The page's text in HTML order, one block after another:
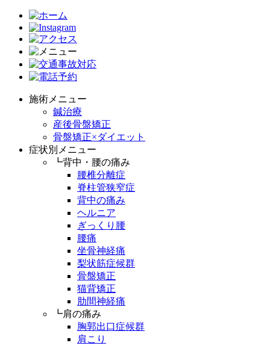
施術メニュー
鍼治療
産後骨盤矯正
骨盤矯正×ダイエット
症状別メニュー
┗背中・腰の痛み
腰椎分離症
脊柱管狭窄症
背中の痛み
ヘルニア
ぎっくり腰
腰痛
坐骨神経痛
梨状筋症候群
骨盤矯正
猫背矯正
肋間神経痛
┗肩の痛み
胸郭出口症候群
肩こり